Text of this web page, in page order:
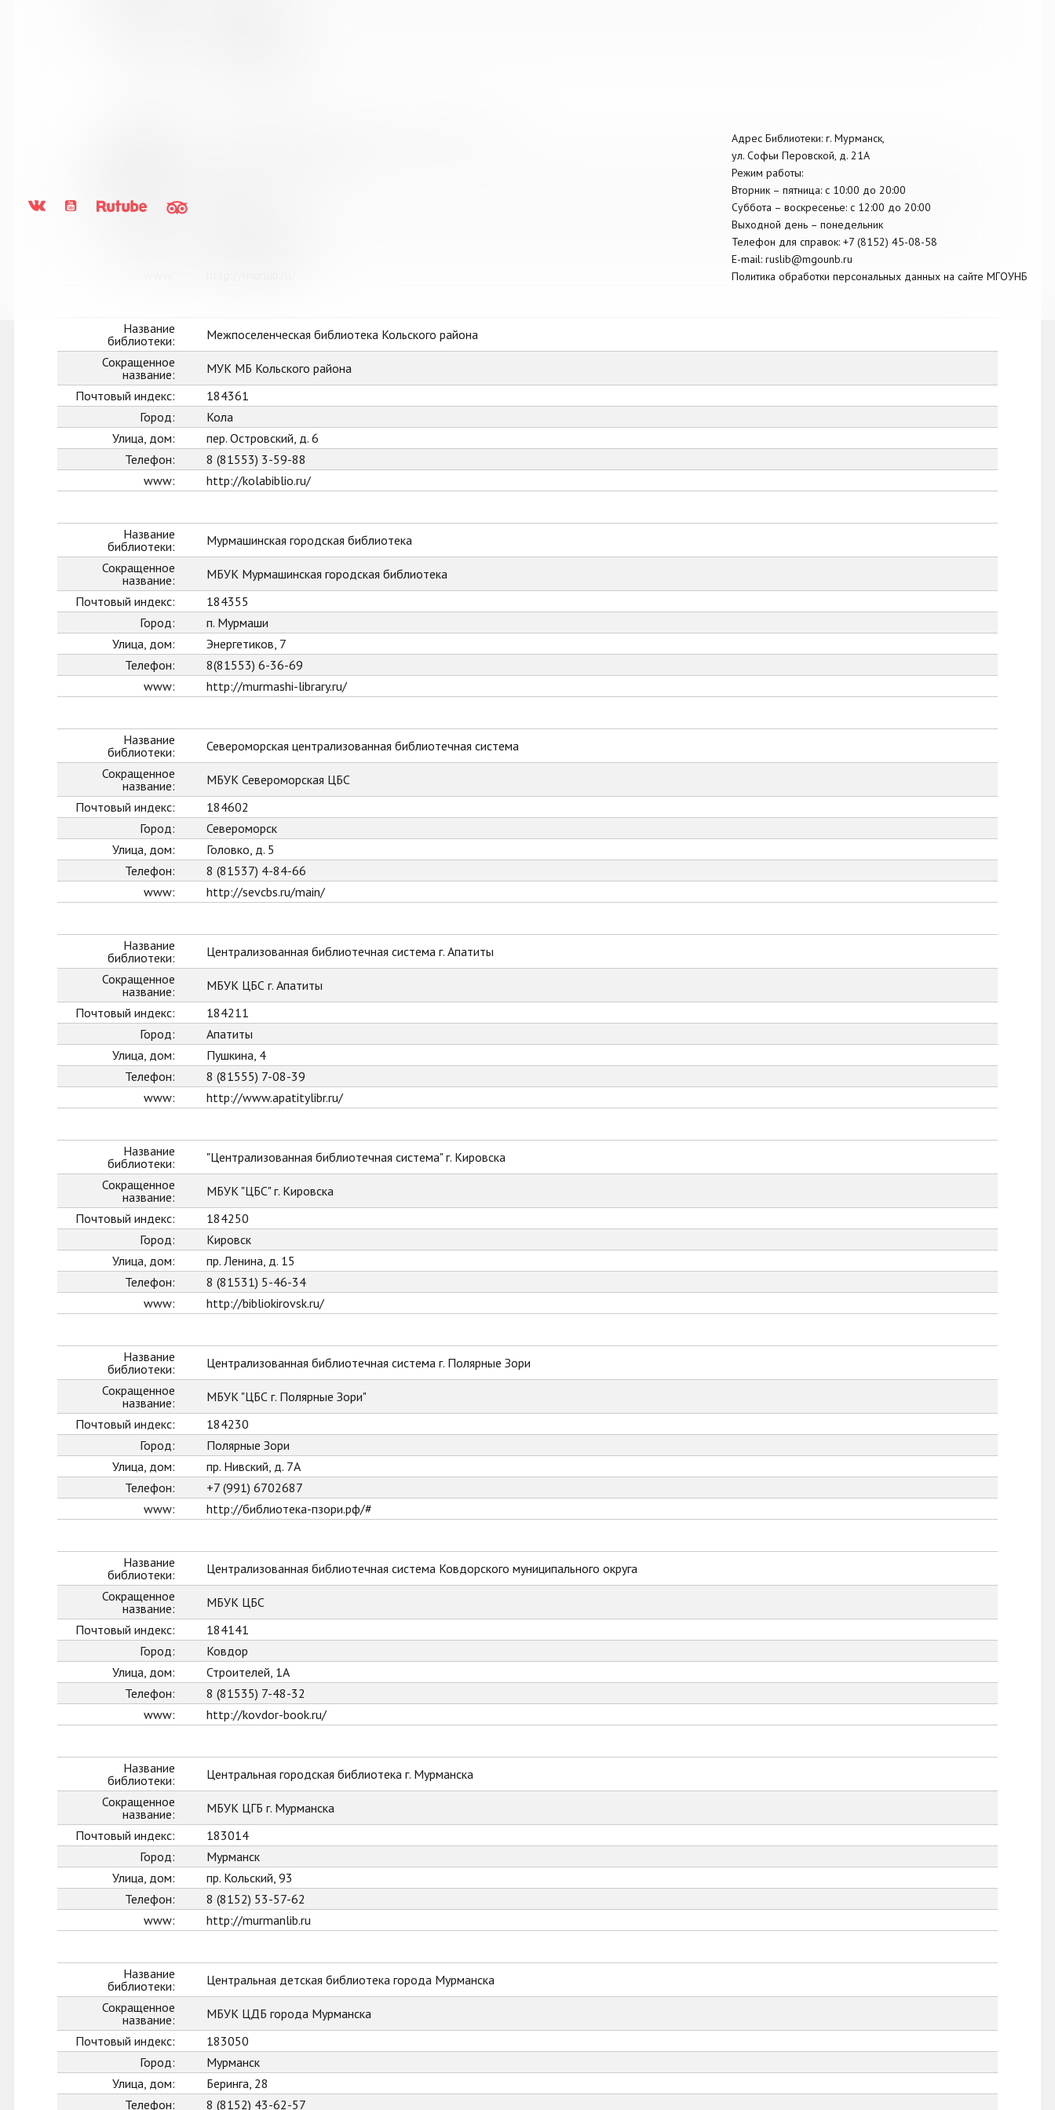
Адрес Библиотеки: г. Мурманск,
ул. Софьи Перовской, д. 21А
Режим работы:
Вторник – пятница: с 10:00 до 20:00
Суббота – воскресенье: c 12:00 до 20:00
Выходной день – понедельник
Телефон для справок: +7 (8152) 45-08-58
E-mail: ruslib@mgounb.ru
Политика обработки персональных данных на сайте МГОУНБ
Город:
Название
библиотеки:
Межпоселенческая библиотека Кольского района
Сокращенное
название:
МУК МБ Кольского района
Почтовый индекс:
184361
Город:
Кола
Улица, дом:
пер. Островский, д. 6
Телефон:
8 (81553) 3-59-88
www:
http://kolabiblio.ru/
Название
библиотеки:
Мурмашинская городская библиотека
Сокращенное
название:
МБУК Мурмашинская городская библиотека
Почтовый индекс:
184355
Город:
п. Мурмаши
Улица, дом:
Энергетиков, 7
Телефон:
8(81553) 6-36-69
www:
http://murmashi-library.ru/
Название
библиотеки:
Североморская централизованная библиотечная система
Сокращенное
название:
МБУК Североморская ЦБС
Почтовый индекс:
184602
Город:
Североморск
Улица, дом:
Головко, д. 5
Телефон:
8 (81537) 4-84-66
www:
http://sevcbs.ru/main/
Название
библиотеки:
Централизованная библиотечная система г. Апатиты
Сокращенное
название:
МБУК ЦБС г. Апатиты
Почтовый индекс:
184211
Город:
Апатиты
Улица, дом:
Пушкина, 4
Телефон:
8 (81555) 7-08-39
www:
http://www.apatitylibr.ru/
Название
библиотеки:
"Централизованная библиотечная система" г. Кировска
Сокращенное
название:
МБУК "ЦБС" г. Кировска
Почтовый индекс:
184250
Город:
Кировск
Улица, дом:
пр. Ленина, д. 15
Телефон:
8 (81531) 5-46-34
www:
http://bibliokirovsk.ru/
Название
библиотеки:
Централизованная библиотечная система г. Полярные Зори
Сокращенное
название:
МБУК "ЦБС г. Полярные Зори"
Почтовый индекс:
184230
Город:
Полярные Зори
Улица, дом:
пр. Нивский, д. 7А
Телефон:
+7 (991) 6702687
www:
http://библиотека-пзори.рф/#
Название
библиотеки:
Централизованная библиотечная система Ковдорского муниципального округа
Сокращенное
название:
МБУК ЦБС
Почтовый индекс:
184141
Город:
Ковдор
Улица, дом:
Строителей, 1А
Телефон:
8 (81535) 7-48-32
www:
http://kovdor-book.ru/
Название
библиотеки:
Центральная городская библиотека г. Мурманска
Сокращенное
название:
МБУК ЦГБ г. Мурманска
Почтовый индекс:
183014
Город:
Мурманск
Улица, дом:
пр. Кольский, 93
Телефон:
8 (8152) 53-57-62
www:
http://murmanlib.ru
Название
библиотеки:
Центральная детская библиотека города Мурманска
Сокращенное
название:
МБУК ЦДБ города Мурманска
Почтовый индекс:
183050
Город:
Мурманск
Улица, дом:
Беринга, 28
Телефон:
8 (8152) 43-62-57